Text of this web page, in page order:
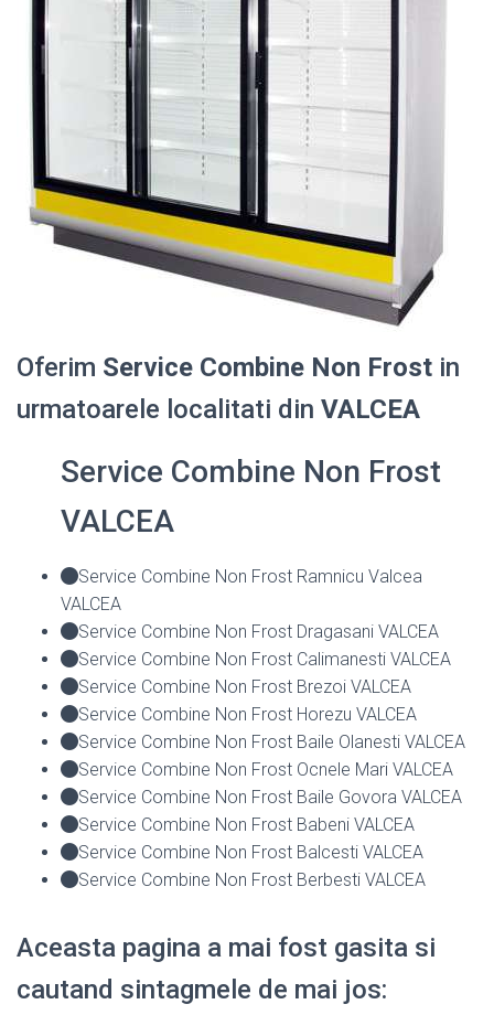
Oferim Service Combine Non Frost in
urmatoarele localitati din VALCEA
Service Combine Non Frost
VALCEA
Service Combine Non Frost Ramnicu Valcea
VALCEA
Service Combine Non Frost Dragasani VALCEA
Service Combine Non Frost Calimanesti VALCEA
Service Combine Non Frost Brezoi VALCEA
Service Combine Non Frost Horezu VALCEA
Service Combine Non Frost Baile Olanesti VALCEA
Service Combine Non Frost Ocnele Mari VALCEA
Service Combine Non Frost Baile Govora VALCEA
Service Combine Non Frost Babeni VALCEA
Service Combine Non Frost Balcesti VALCEA
Service Combine Non Frost Berbesti VALCEA
Aceasta pagina a mai fost gasita si
cautand sintagmele de mai jos: